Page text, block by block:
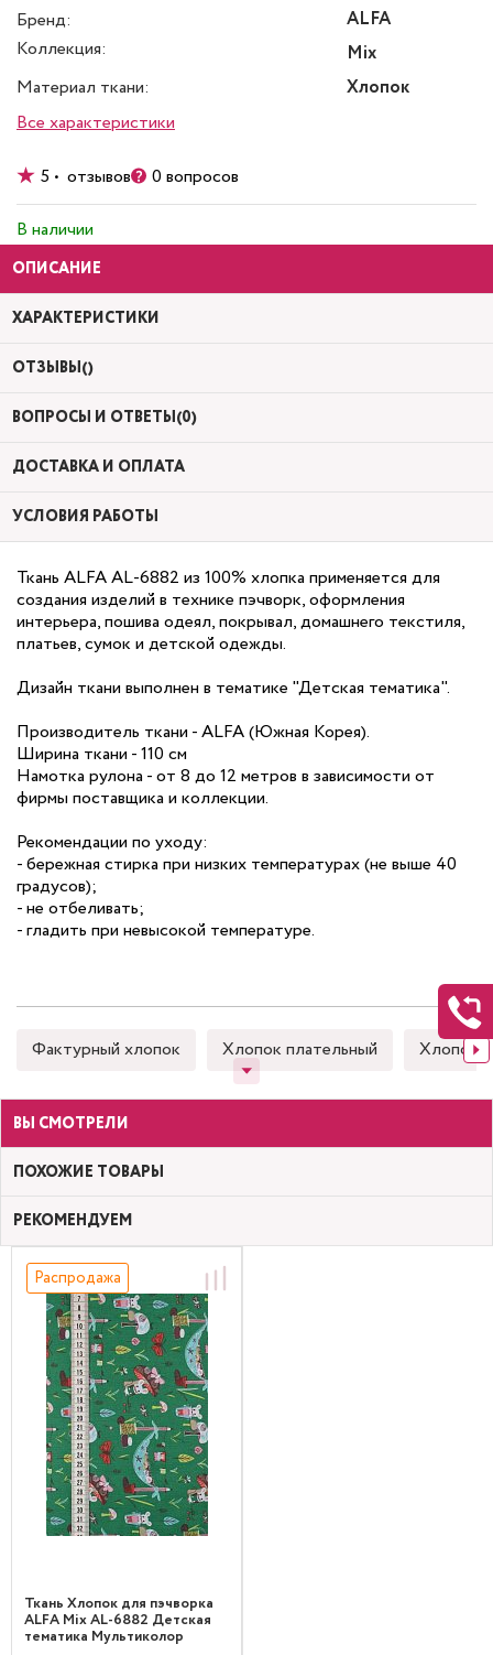
Бренд:
ALFA
Коллекция:
Mix
Материал ткани:
Хлопок
Все характеристики
5 • отзывов 0 вопросов
В наличии
ОПИСАНИЕ
ХАРАКТЕРИСТИКИ
ОТЗЫВЫ()
ВОПРОСЫ И ОТВЕТЫ(0)
ДОСТАВКА И ОПЛАТА
УСЛОВИЯ РАБОТЫ
Ткань ALFA AL-6882 из 100% хлопка применяется для
создания изделий в технике пэчворк, оформления
интерьера, пошива одеял, покрывал, домашнего текстиля,
платьев, сумок и детской одежды.
Дизайн ткани выполнен в тематике "Детская тематика".
Производитель ткани - ALFA (Южная Корея).
Ширина ткани - 110 см
Намотка рулона - от 8 до 12 метров в зависимости от
фирмы поставщика и коллекции.
Рекомендации по уходу:
- бережная стирка при низких температурах (не выше 40
градусов);
- не отбеливать;
- гладить при невысокой температуре.
Фактурный хлопок Хлопок плательный Хлопок
ВЫ СМОТРЕЛИ
ПОХОЖИЕ ТОВАРЫ
РЕКОМЕНДУЕМ
Распродажа
Ткань Хлопок для пэчворка
ALFA Mix AL-6882 Детская
тематика Мультиколор